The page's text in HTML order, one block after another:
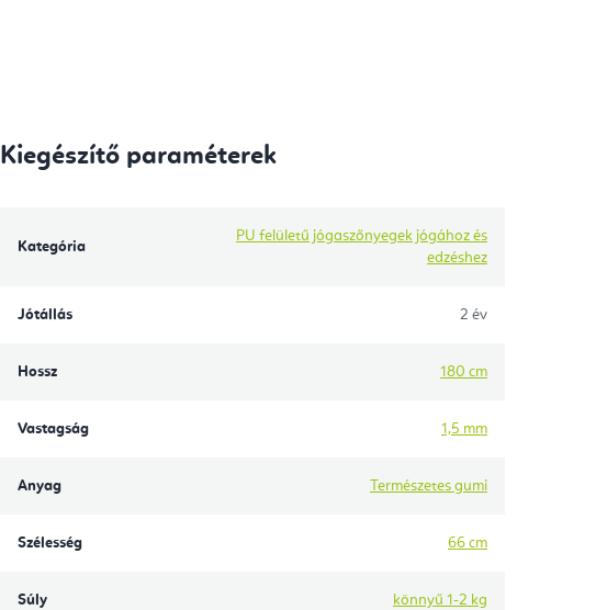
Kiegészítő paraméterek
Kategória
PU felületű jógaszőnyegek jógához és
edzéshez
Jótállás 2 év
Hossz 180 cm
Vastagság 1,5 mm
Anyag Természetes gumi
Szélesség 66 cm
Súly könnyű 1-2 kg